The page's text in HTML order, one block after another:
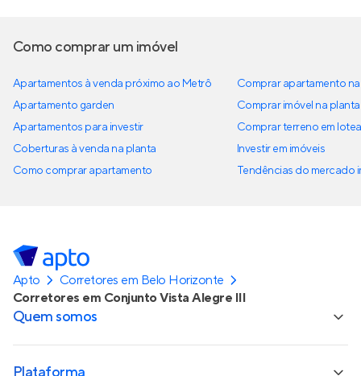
Como comprar um imóvel
Apartamentos à venda próximo ao Metrô
Apartamento garden
Apartamentos para investir
Coberturas à venda na planta
Como comprar apartamento
Comprar apartamento
Comprar imóvel na planta
Comprar terreno em
Investir em imóveis
Tendências do mercado
Apto
Corretores em Belo Horizonte
Corretores em Conjunto Vista Alegre III
Quem somos